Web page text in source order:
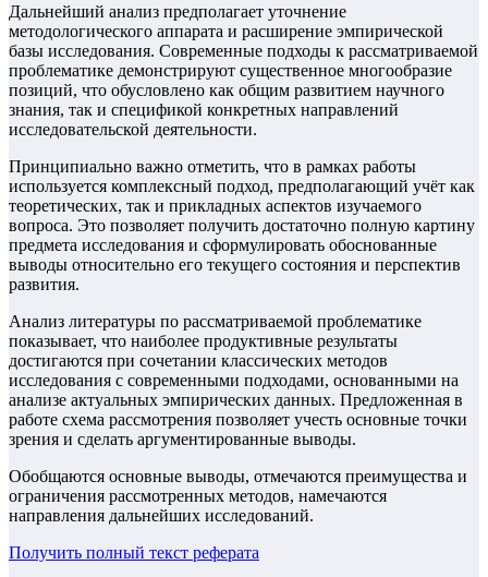
Дальнейший анализ предполагает уточнение
методологического аппарата и расширение эмпирической
базы исследования. Современные подходы к рассматриваемой
проблематике демонстрируют существенное многообразие
позиций, что обусловлено как общим развитием научного
знания, так и спецификой конкретных направлений
исследовательской деятельности.
Принципиально важно отметить, что в рамках работы
используется комплексный подход, предполагающий учёт как
теоретических, так и прикладных аспектов изучаемого
вопроса. Это позволяет получить достаточно полную картину
предмета исследования и сформулировать обоснованные
выводы относительно его текущего состояния и перспектив
развития.
Анализ литературы по рассматриваемой проблематике
показывает, что наиболее продуктивные результаты
достигаются при сочетании классических методов
исследования с современными подходами, основанными на
анализе актуальных эмпирических данных. Предложенная в
работе схема рассмотрения позволяет учесть основные точки
зрения и сделать аргументированные выводы.
Обобщаются основные выводы, отмечаются преимущества и
ограничения рассмотренных методов, намечаются
направления дальнейших исследований.
Получить полный текст реферата